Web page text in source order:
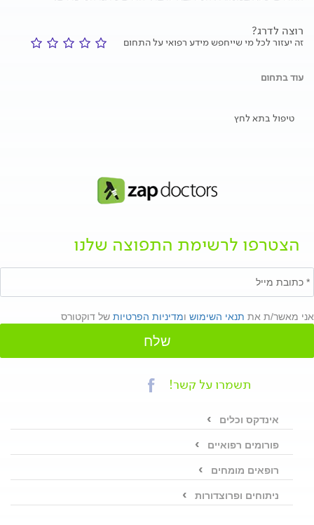
רוצה לדרג?
זה יעזור לכל מי שייחפש מידע רפואי על התחום
עוד בתחום
טיפול בתא לחץ
הצטרפו לרשימת התפוצה שלנו
אני מאשר/ת את תנאי השימוש ומדיניות הפרטיות של דוקטורס
שלח
תשמרו על קשר!
אינדקס וכלים
פורומים רפואיים
רופאים מומחים
ניתוחים ופרוצדורות